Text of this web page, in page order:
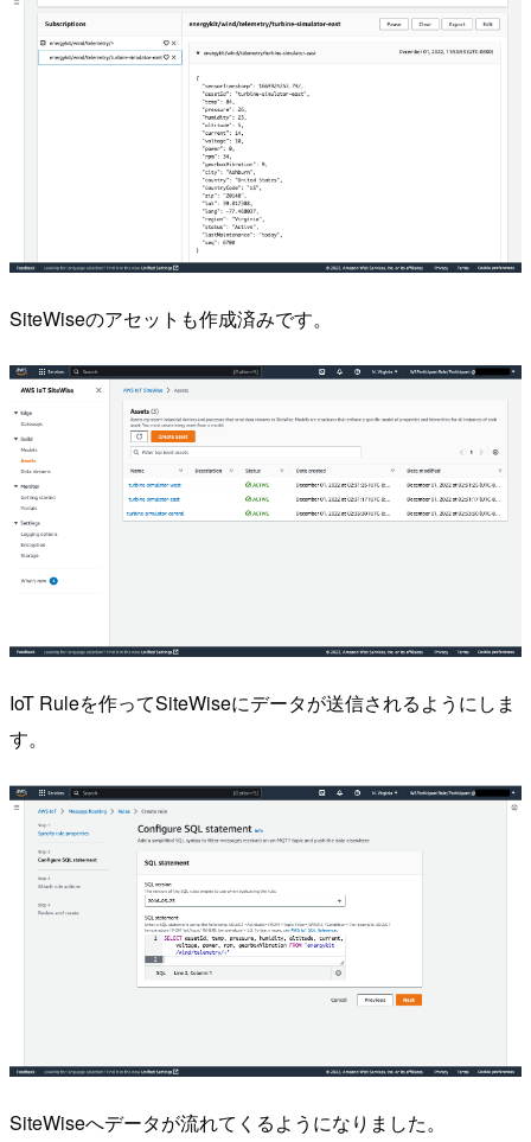
SiteWiseのアセットも作成済みです。
IoT Ruleを作ってSiteWiseにデータが送信されるようにしま
す。
SiteWiseへデータが流れてくるようになりました。